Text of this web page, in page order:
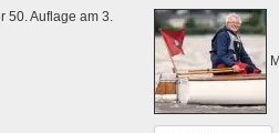
50. Auflage am 3.